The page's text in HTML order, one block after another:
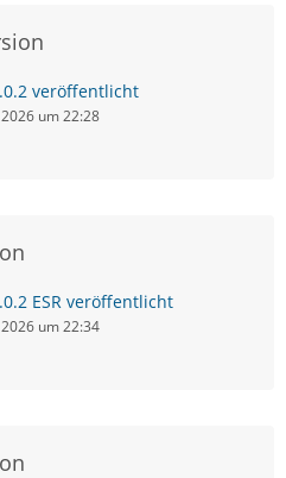
veröffentlicht
um 22:28
ESR veröffentlicht
um 22:34